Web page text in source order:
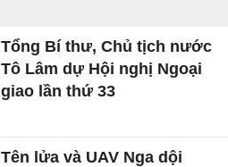
Tổng Bí thư, Chủ tịch nước
Tô Lâm dự Hội nghị Ngoại
giao lần thứ 33
Tên lửa và UAV Nga dội